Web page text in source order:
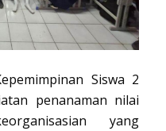
Siswa 2
penanaman nilai
yang